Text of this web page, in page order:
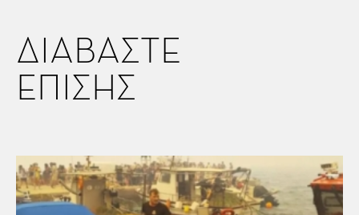
ΔΙΑΒΑΣΤΕ
ΕΠΙΣΗΣ